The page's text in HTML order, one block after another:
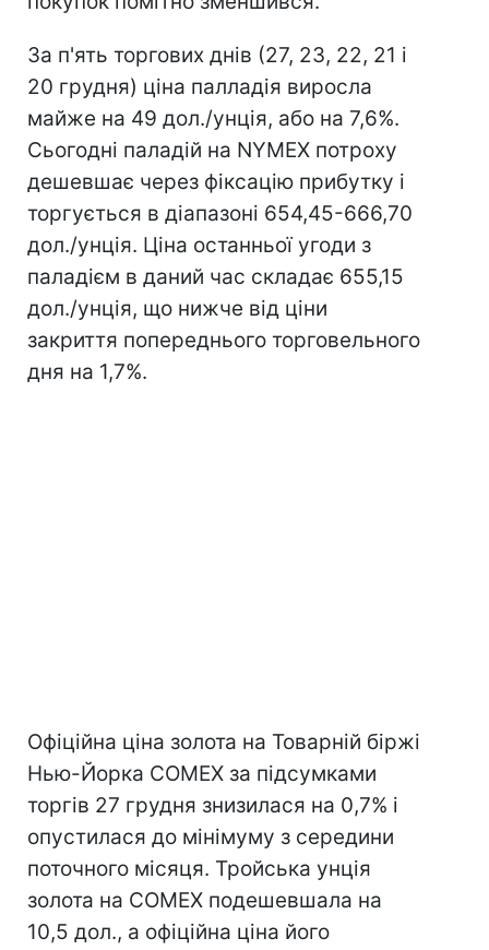
За п'ять торгових днів (27, 23, 22, 21 і
20 грудня) ціна палладія виросла
майже на 49 дол./унція, або на 7,6%.
Сьогодні паладій на NYMEX потроху
дешевшає через фіксацію прибутку і
торгується в діапазоні 654,45-666,70
дол./унція. Ціна останньої угоди з
паладієм в даний час складає 655,15
дол./унція, що нижче від ціни
закриття попереднього торговельного
дня на 1,7%.
Офіційна ціна золота на Товарній біржі
Нью-Йорка COMEX за підсумками
торгів 27 грудня знизилася на 0,7% і
опустилася до мінімуму з середини
поточного місяця. Тройська унція
золота на COMEX подешевшала на
10,5 дол., а офіційна ціна його